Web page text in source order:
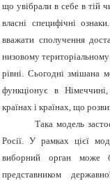
що увібрали в себе в тій
власні специфічні
вважати сполучення
низовому
рівні. Сьогодні змішана
функціонує в
країнах і країнах, що
Така модель
Росії. У рамках цієї
виборний орган може
представником